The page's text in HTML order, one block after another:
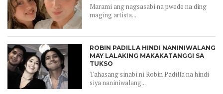
Marami ang nagsasabi na pwede na ding
maging artista...
ROBIN PADILLA HINDI NANINIWALANG
MAY LALAKING MAKAKATANGGI SA
TUKSO
Tahasang sinabi ni Robin Padilla na hindi
siya naniniwalang...